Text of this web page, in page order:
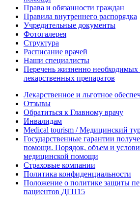
Права и обязанности граждан
Правила внутреннего распорядка
Учредительные документы
Фотогалерея
Структура
Расписание врачей
Наши специалисты
Перечень жизненно
лекарственных препаратов
Лекарственное и льготное
Отзывы
Обратиться к Главному врачу
Инвалидам
Medical tourism / Медицинский
Государственные гарантии
помощи. Порядок, объем и
медицинской помощи
Страховые компании
Политика конфиденциальности
Положение о политике защиты
пациентов ДГП15